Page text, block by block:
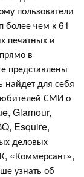
пользователи
более чем к 61
печатных и
в
представлены
найдет для себя
СМИ о
Glamour,
Esquire,
деловых
«Коммерсант»,
узнать об